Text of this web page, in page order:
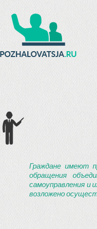
Граждане имеют
обращения
самоуправления и
возложено